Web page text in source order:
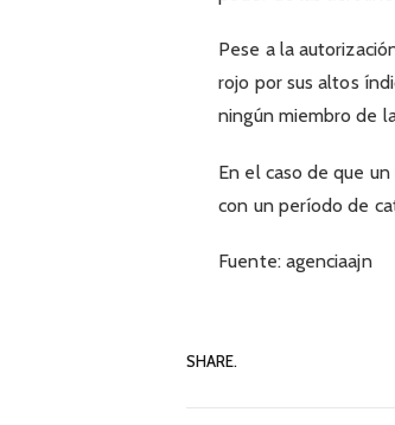
Pese a la
rojo por sus altos
ningún miembro de
En el caso de que
con un período de
Fuente: agenciaajn
SHARE.